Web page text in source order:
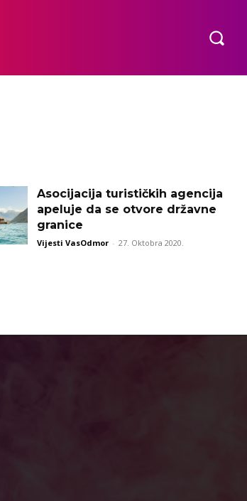
Asocijacija turističkih agencija
apeluje da se otvore državne
granice
Vijesti VasOdmor - 27. Oktobra 2020.